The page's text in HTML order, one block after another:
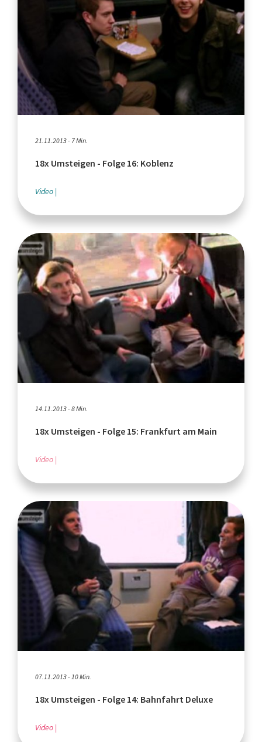
21.11.2013 - 7 Min.
18x Umsteigen - Folge 16: Koblenz
Video
14.11.2013 - 8 Min.
18x Umsteigen - Folge 15: Frankfurt am Main
Video
07.11.2013 - 10 Min.
18x Umsteigen - Folge 14: Bahnfahrt Deluxe
Video